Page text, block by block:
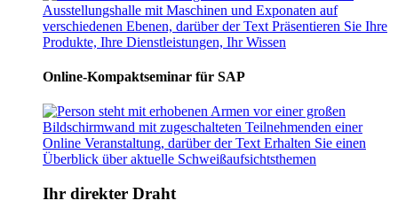
Online-Kompaktseminar für SAP
Ihr direkter Draht